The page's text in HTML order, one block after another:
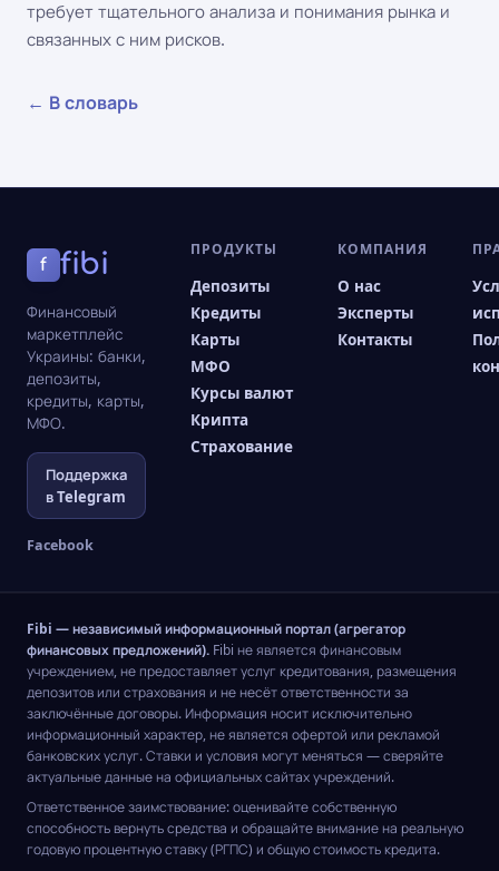
требует тщательного анализа и понимания рынка и
связанных с ним рисков.
← В словарь
f fibi
Финансовый
маркетплейс
Украины: банки,
депозиты,
кредиты, карты,
МФО.
Поддержка
в Telegram
Facebook
ПРОДУКТЫ
Депозиты
Кредиты
Карты
МФО
Курсы валют
Крипта
Страхование
КОМПАНИЯ
О нас
Эксперты
Контакты
Fibi — независимый информационный портал (агрегатор
финансовых предложений). Fibi не является финансовым
учреждением, не предоставляет услуг кредитования, размещения
депозитов или страхования и не несёт ответственности за
заключённые договоры. Информация носит исключительно
информационный характер, не является офертой или рекламой
банковских услуг. Ставки и условия могут меняться — сверяйте
актуальные данные на официальных сайтах учреждений.
Ответственное заимствование: оценивайте собственную
способность вернуть средства и обращайте внимание на реальную
годовую процентную ставку (РГПС) и общую стоимость кредита.